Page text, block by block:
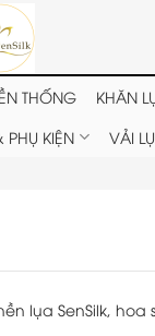
THỐNG KHĂN
KIỆN VẢI
lụa SenSilk, hoa